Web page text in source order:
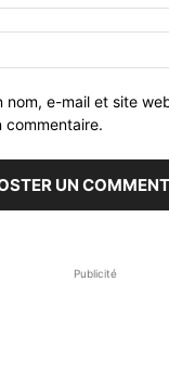
nom, e-mail et site
commentaire.
Publicité